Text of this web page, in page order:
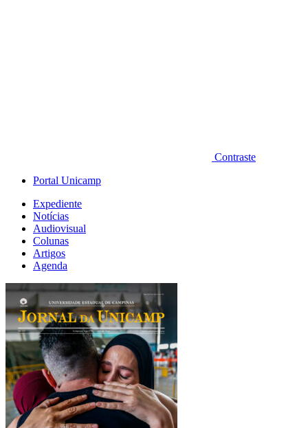
Contraste
Portal Unicamp
Expediente
Notícias
Audiovisual
Colunas
Artigos
Agenda